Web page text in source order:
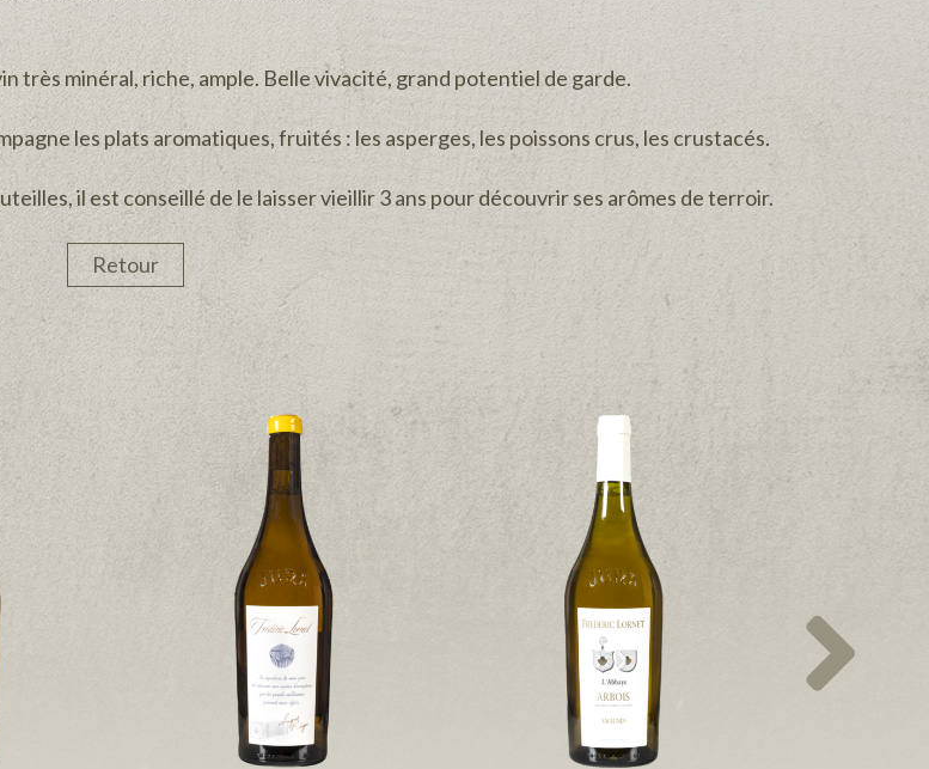
très minéral, riche, ample. Belle vivacité, grand potentiel de garde.
les plats aromatiques, fruités : les asperges, les poissons crus, les crustacés.
il est conseillé de le laisser vieillir 3 ans pour découvrir ses arômes de terroir.
Retour